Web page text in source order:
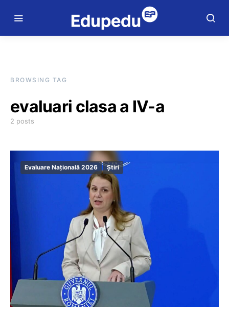
BROWSING TAG
evaluari clasa a IV-a
2 posts
Evaluare Națională 2026 Știri